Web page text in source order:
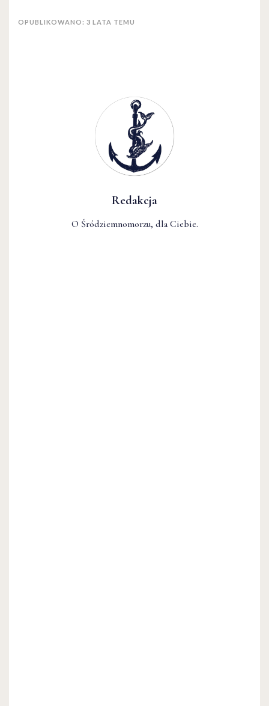
Redakcja
O Śródziemnomorzu, dla Ciebie.
OPUBLIKOWANO: 3 LATA TEMU